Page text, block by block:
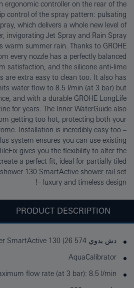
ergonomic controller on the rear of the
control of the spray pattern: pulsating
which delivers a whole new level of
invigorating Jet Spray and Rain Spray
warm summer rain. Thanks to GROHE
every nozzle has a perfectly balanced
satisfaction, and the silicone anti-lime
are extra easy to clean too. It also has
water flow to 8.5 l/min (at 3 bar) but
and with a durable GROHE LongLife
for years. The Inner WaterGuide also
getting too hot, protecting both your
Installation is incredibly easy too –
system ensures you can use existing
gives you the flexibility to alter the
a perfect fit, ideal for partially tiled
130 SmartActive shower rail set
– luxury and timeless design!
PRODUCT DESCRIPTION
دش يدوي Rainshower SmartActive 130 (26 574)
AquaCalibrator
flow rate (at 3 bar): 8.5 l/min